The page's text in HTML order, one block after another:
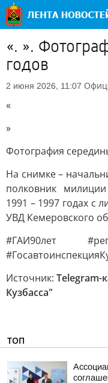
«. ».
годов
2 июня 2026, 11:07
«
»
Фотография
На снимке –
полковник
1991 – 1997 годах с
УВД Кемеровского
#ГАИ90лет
Источник: Telegram-
Кузбасса"
ТОП